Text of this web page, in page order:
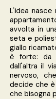
L'idea
avvolta in
seta e
giallo
è forte: da
dall'altra il
nervoso,
decide che è
che bisogna